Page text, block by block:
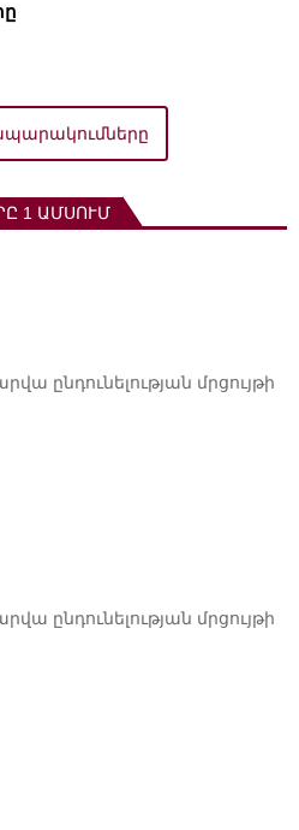
1 ԱՄՍՈՒՄ
ընդունելության մրցույթի
ընդունելության մրցույթի